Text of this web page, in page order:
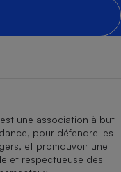
une association à but
pour défendre les
et promouvoir une
et respectueuse des